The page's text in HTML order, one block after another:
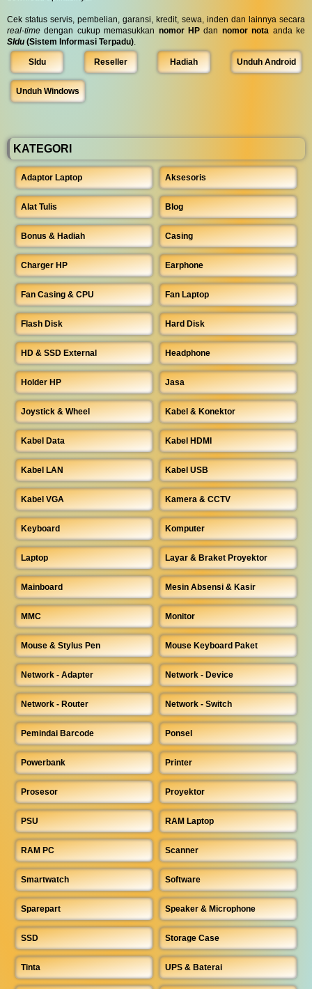
Cek status servis, pembelian, garansi, kredit, sewa, inden dan lainnya secara
real-time dengan cukup memasukkan nomor HP dan nomor nota anda ke
SIdu (Sistem Informasi Terpadu).
SIdu Reseller Hadiah Unduh Android
Unduh Windows
KATEGORI
Adaptor Laptop Aksesoris
Alat Tulis Blog
Bonus & Hadiah Casing
Charger HP Earphone
Fan Casing & CPU Fan Laptop
Flash Disk Hard Disk
HD & SSD External Headphone
Holder HP Jasa
Joystick & Wheel Kabel & Konektor
Kabel Data Kabel HDMI
Kabel LAN Kabel USB
Kabel VGA Kamera & CCTV
Keyboard Komputer
Laptop Layar & Braket Proyektor
Mainboard Mesin Absensi & Kasir
MMC Monitor
Mouse & Stylus Pen Mouse Keyboard Paket
Network - Adapter Network - Device
Network - Router Network - Switch
Pemindai Barcode Ponsel
Powerbank Printer
Prosesor Proyektor
PSU RAM Laptop
RAM PC Scanner
Smartwatch Software
Sparepart Speaker & Microphone
SSD Storage Case
Tinta UPS & Baterai